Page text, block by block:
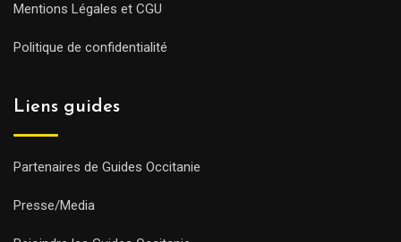
Mentions Légales et CGU
Politique de confidentialité
Liens guides
Partenaires de Guides Occitanie
Presse/Media